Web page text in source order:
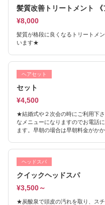
髪質改善トリートメント 《
¥8,000
髪質が格段に良くなるトリートメ
います★
ヘアセット
セット
¥4,500
★結婚式や２次会の時にご利用下
なメニューになりますのでお電話
ます。早朝の場合は早朝料金がか
ヘッドスパ
クイックヘッドスパ
¥3,500～
★炭酸泉で頭皮の汚れを取り、ス